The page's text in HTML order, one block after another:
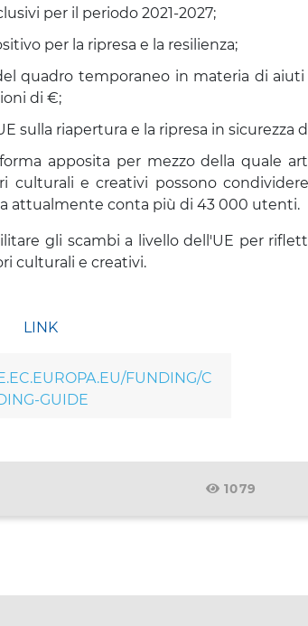
per il periodo 2021-2027;
per la ripresa e la resilienza;
quadro temporaneo in materia di
di €;
sulla riapertura e la ripresa in sicurezza
apposita per mezzo della quale
culturali e creativi possono
attualmente conta più di 43 000 utenti.
gli scambi a livello dell'UE per
culturali e creativi.
LINK
FUNDING/C
GUIDE
1079